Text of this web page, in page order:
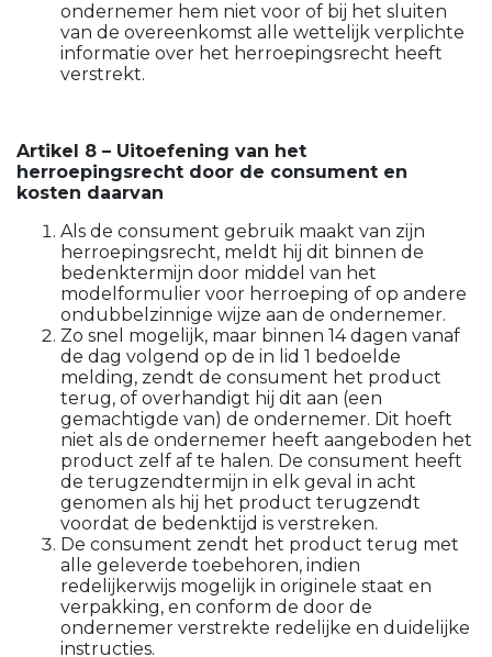
ondernemer hem niet voor of bij het sluiten
van de overeenkomst alle wettelijk verplichte
informatie over het herroepingsrecht heeft
verstrekt.
Artikel 8 – Uitoefening van het
herroepingsrecht door de consument en
kosten daarvan
Als de consument gebruik maakt van zijn
herroepingsrecht, meldt hij dit binnen de
bedenktermijn door middel van het
modelformulier voor herroeping of op andere
ondubbelzinnige wijze aan de ondernemer.
Zo snel mogelijk, maar binnen 14 dagen vanaf
de dag volgend op de in lid 1 bedoelde
melding, zendt de consument het product
terug, of overhandigt hij dit aan (een
gemachtigde van) de ondernemer. Dit hoeft
niet als de ondernemer heeft aangeboden het
product zelf af te halen. De consument heeft
de terugzendtermijn in elk geval in acht
genomen als hij het product terugzendt
voordat de bedenktijd is verstreken.
De consument zendt het product terug met
alle geleverde toebehoren, indien
redelijkerwijs mogelijk in originele staat en
verpakking, en conform de door de
ondernemer verstrekte redelijke en duidelijke
instructies.